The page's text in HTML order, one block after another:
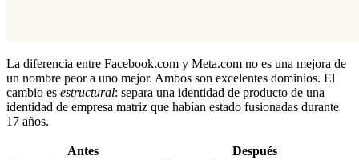
La diferencia entre Facebook.com y Meta.com no es una mejora de
un nombre peor a uno mejor. Ambos son excelentes dominios. El
cambio es estructural: separa una identidad de producto de una
identidad de empresa matriz que habían estado fusionadas durante
17 años.
Antes
Después